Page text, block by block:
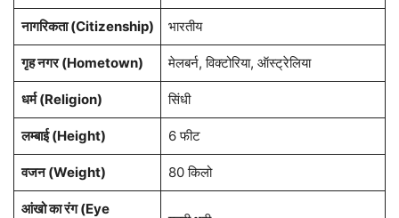
नागरिकता(Citizenship) भारतीय
गृह नगर(Hometown) मेलबर्न, विक्टोरिया, ऑस्ट्रेलिया
धर्म (Religion) सिंधी
लम्बाई (Height) 6 फीट
वजन (Weight) 80 किलो
आंखो का रंग (Eye